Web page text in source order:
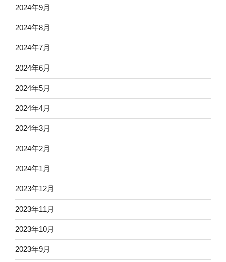
2024年9月
2024年8月
2024年7月
2024年6月
2024年5月
2024年4月
2024年3月
2024年2月
2024年1月
2023年12月
2023年11月
2023年10月
2023年9月